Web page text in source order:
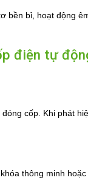
bền bỉ, hoạt động
điện tự
cốp. Khi phát
thông minh